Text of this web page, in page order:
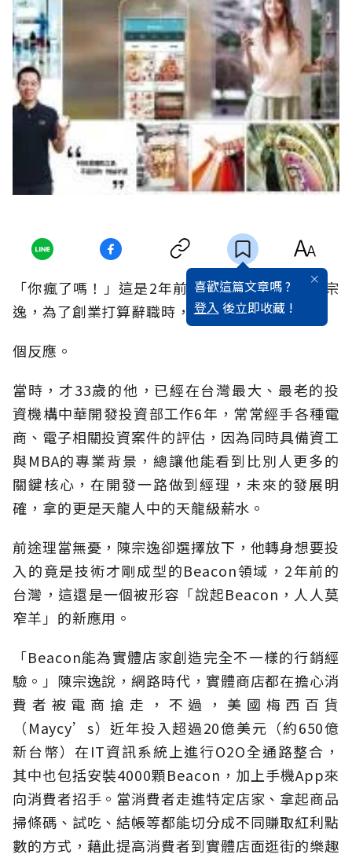
喜歡這篇文章嗎 ?
登入 後立即收藏 !
「你瘋了嗎！」這是2年前，天奕科技總經理陳宗
逸，為了創業打算辭職時，部門長官的第一
個反應。
當時，才33歲的他，已經在台灣最大、最老的投
資機構中華開發投資部工作6年，常常經手各種電
商、電子相關投資案件的評估，因為同時具備資工
與MBA的專業背景，總讓他能看到比別人更多的
關鍵核心，在開發一路做到經理，未來的發展明
確，拿的更是天龍人中的天龍級薪水。
前途理當無憂，陳宗逸卻選擇放下，他轉身想要投
入的竟是技術才剛成型的Beacon領域，2年前的
台灣，這還是一個被形容「說起Beacon，人人莫
窄羊」的新應用。
「Beacon能為實體店家創造完全不一樣的行銷經
驗。」陳宗逸說，網路時代，實體商店都在擔心消
費者被電商搶走，不過，美國梅西百貨
（Maycy’s）近年投入超過20億美元（約650億
新台幣）在IT資訊系統上進行O2O全通路整合，
其中也包括安裝4000顆Beacon，加上手機App來
向消費者招手。當消費者走進特定店家、拿起商品
掃條碼、試吃、結帳等都能切分成不同賺取紅利點
數的方式，藉此提高消費者到實體店面逛街的樂趣